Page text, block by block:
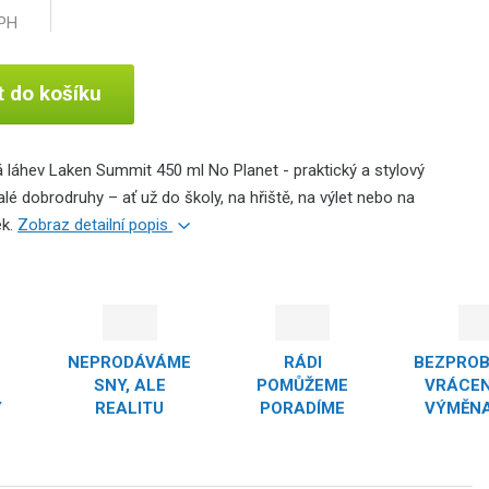
do košíku
láhev Laken Summit 450 ml No Planet - praktický a stylový
dobrodruhy – ať už do školy, na hřiště, na výlet nebo na
Zobraz detailní popis
NEPRODÁVÁME
SNY, ALE
REALITU
RÁDI
POMŮŽEME
PORADÍME